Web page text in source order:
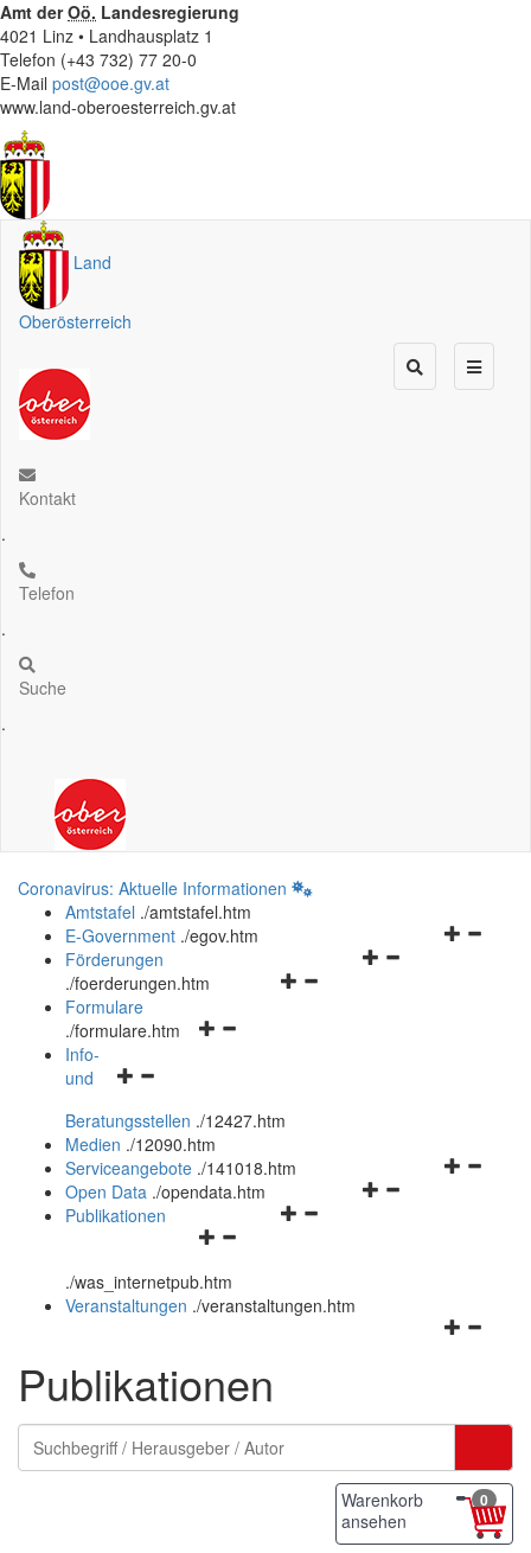
Amt derOö. Landesregierung
4021 Linz • Landhausplatz 1
Telefon (+43 732) 77 20-0
E-Mail post@ooe.gv.at
www.land-oberoesterreich.gv.at
Land
Oberösterreich
Kontakt
.
Telefon
.
Suche
.
Coronavirus: Aktuelle Informationen
Amtstafel ./amtstafel.htm
Navigationsmenü
E-Government ./egov.htm
Navigationsmenü
Förderungen
./foerderungen.htm
Navigationsmenü
Formulare
./formulare.htm
Navigationsmenü
und
schließen
Info-
und
Beratungsstellen ./12427.htm
Medien ./12090.htm
Navigationsmenü
Serviceangebote ./141018.htm
Navigationsmenü
Open Data ./opendata.htm
Navigationsmenü
und
schließen
Publikationen
./was_internetpub.htm
Veranstaltungen ./veranstaltungen.htm
Publikationen
Warenkorb
ansehen
0